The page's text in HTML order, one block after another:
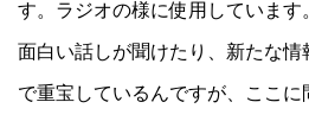
す。ラジオの様に使用しています。
面白い話しが聞けたり、新たな
で重宝しているんですが、ここに